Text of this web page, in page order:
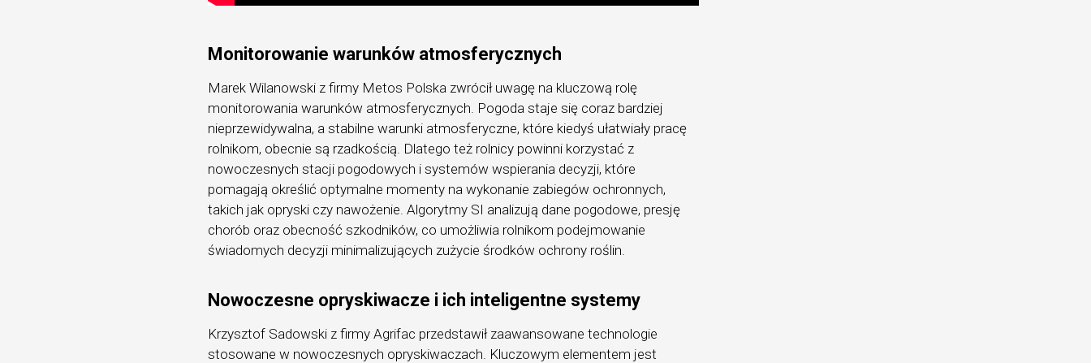
Monitorowanie warunków atmosferycznych
Marek Wilanowski z firmy Metos Polska zwrócił uwagę na kluczową rolę
monitorowania warunków atmosferycznych. Pogoda staje się coraz bardziej
nieprzewidywalna, a stabilne warunki atmosferyczne, które kiedyś ułatwiały pracę
rolnikom, obecnie są rzadkością. Dlatego też rolnicy powinni korzystać z
nowoczesnych stacji pogodowych i systemów wspierania decyzji, które
pomagają określić optymalne momenty na wykonanie zabiegów ochronnych,
takich jak opryski czy nawożenie. Algorytmy SI analizują dane pogodowe, presję
chorób oraz obecność szkodników, co umożliwia rolnikom podejmowanie
świadomych decyzji minimalizujących zużycie środków ochrony roślin.
Nowoczesne opryskiwacze i ich inteligentne systemy
Krzysztof Sadowski z firmy Agrifac przedstawił zaawansowane technologie
stosowane w nowoczesnych opryskiwaczach. Kluczowym elementem jest